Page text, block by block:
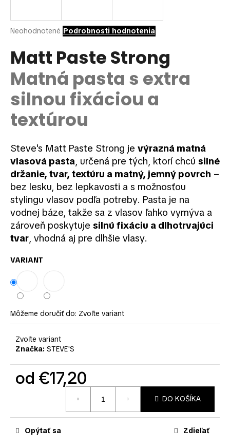
Priemerné
produktu
je
hviezdičiek.
Neohodnotené Podrobnosti hodnotenia
Matt Paste Strong
Matná pasta s extra
silnou fixáciou a
textúrou
Steve's Matt Paste Strong je výrazná matná
vlasová pasta, určená pre tých, ktorí chcú silné
držanie, tvar, textúru a matný, jemný povrch –
bez lesku, bez lepkavosti a s možnosťou
stylingu vlasov podľa potreby. Pasta je na
vodnej báze, takže sa z vlasov ľahko vymýva a
zároveň poskytuje silnú fixáciu a dlhotrvajúci
tvar, vhodná aj pre dlhšie vlasy.
VARIANT
Môžeme doručiť do: Zvoľte variant
Zvoľte variant
Značka: STEVE'S
od €17,20
DO KOŠÍKA
Opýtať sa Zdieľať
j
ť
?
HĽADAŤ
O
d
p
o
r
ú
č
a
m
e